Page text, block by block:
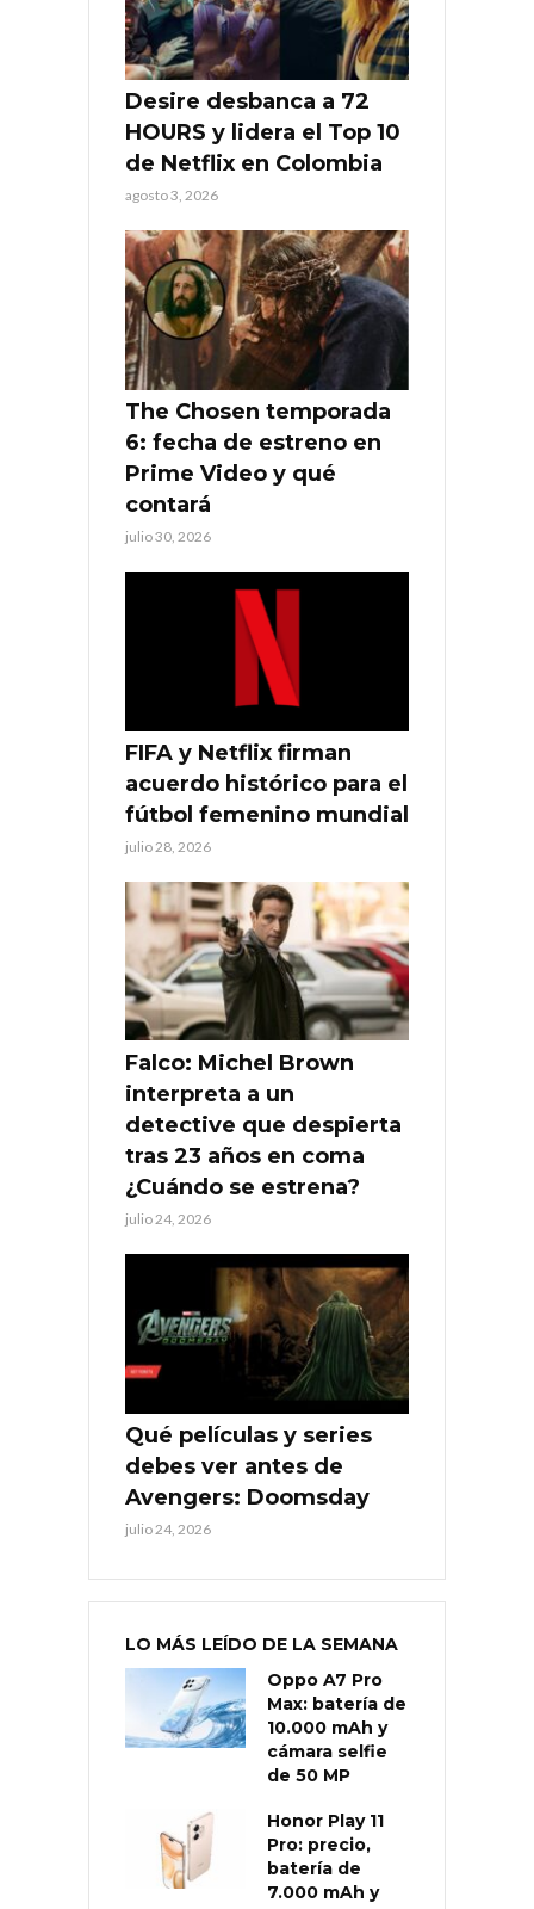
Desire desbanca a 72
HOURS y lidera el Top 10
de Netflix en Colombia
agosto 3, 2026
The Chosen temporada
6: fecha de estreno en
Prime Video y qué
contará
julio 30, 2026
FIFA y Netflix firman
acuerdo histórico para el
fútbol femenino mundial
julio 28, 2026
Falco: Michel Brown
interpreta a un
detective que despierta
tras 23 años en coma
¿Cuándo se estrena?
julio 24, 2026
Qué películas y series
debes ver antes de
Avengers: Doomsday
julio 24, 2026
LO MÁS LEÍDO DE LA SEMANA
Oppo A7 Pro
Max: batería de
10.000 mAh y
cámara selfie
de 50 MP
Honor Play 11
Pro: precio,
batería de
7.000 mAh y